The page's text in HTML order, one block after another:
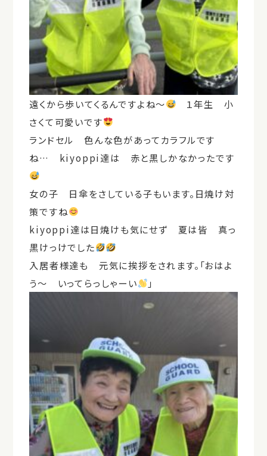
遠くから歩いてくるんですよね～
１年生 小
さくて可愛いです
ランドセル 色んな色があってカラフルです
ね… kiyoppi達は 赤と黒しかなかったです
女の子 日傘をさしている子もいます。日焼け対
策ですね
kiyoppi達は日焼けも気にせず 夏は皆 真っ
黒けっけでした
入居者様達も 元気に挨拶をされます。「おはよ
う～ いってらっしゃーい
」